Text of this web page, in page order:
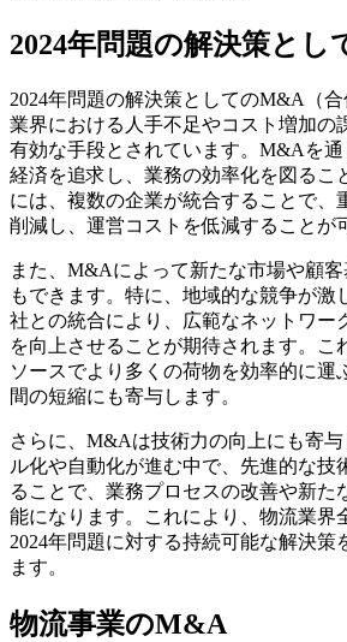
2024年問題の解決策と
2024年問題の解決策としてのM&A（
業界における人手不足やコスト増加の
有効な手段とされています。M&Aを
経済を追求し、業務の効率化を図るこ
には、複数の企業が統合することで、
削減し、運営コストを低減することが
また、M&Aによって新たな市場や顧
もできます。特に、地域的な競争が激
社との統合により、広範なネットワー
を向上させることが期待されます。こ
ソースでより多くの荷物を効率的に運
間の短縮にも寄与します。
さらに、M&Aは技術力の向上にも寄
ル化や自動化が進む中で、先進的な技
ることで、業務プロセスの改善や新た
能になります。これにより、物流業界
2024年問題に対する持続可能な解決策
ます。
物流事業のM&A